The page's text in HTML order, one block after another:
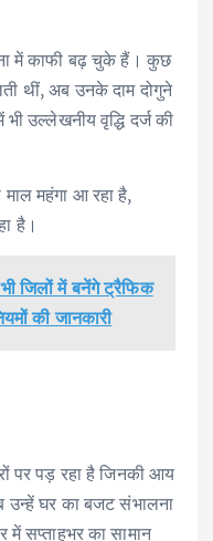
में काफी बढ़ चुके हैं। कुछ
थीं, अब उनके दाम दोगुने
उल्लेखनीय वृद्धि दर्ज की
माल महंगा आ रहा है,
है।
जिलों में बनेंगे ट्रैफिक
की जानकारी
पर पड़ रहा है जिनकी आय
उन्हें घर का बजट संभालना
में सप्ताहभर का सामान